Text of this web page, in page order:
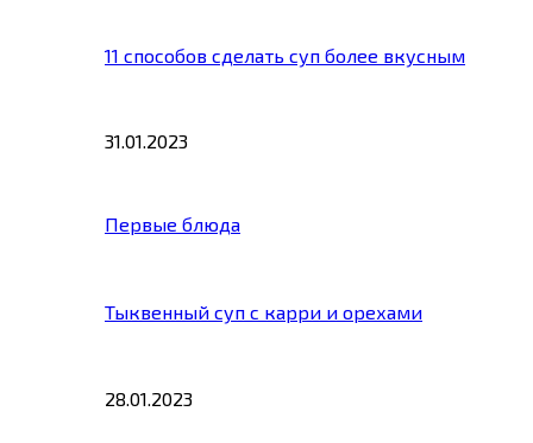
11 способов сделать суп более вкусным
31.01.2023
Первые блюда
Тыквенный суп с карри и орехами
28.01.2023